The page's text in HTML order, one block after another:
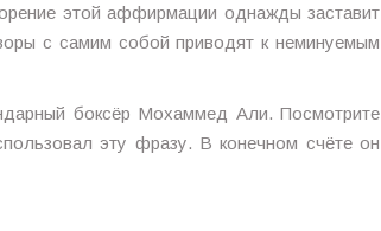
этой аффирмации однажды заставит
с самим собой приводят к неминуемым
боксёр Мохаммед Али. Посмотрите
эту фразу. В конечном счёте он